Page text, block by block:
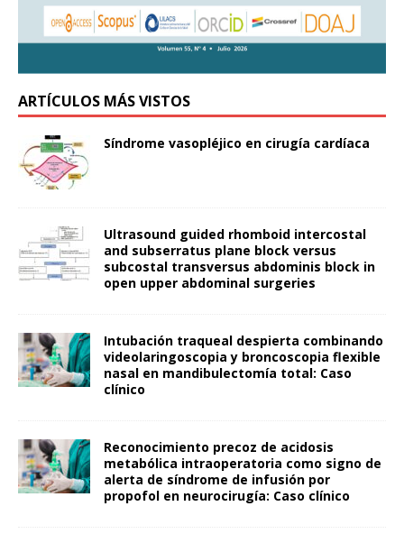
ARTÍCULOS MÁS VISTOS
Síndrome vasopléjico en cirugía cardíaca
Ultrasound guided rhomboid intercostal
and subserratus plane block versus
subcostal transversus abdominis block in
open upper abdominal surgeries
Intubación traqueal despierta combinando
videolaringoscopia y broncoscopia flexible
nasal en mandibulectomía total: Caso
clínico
Reconocimiento precoz de acidosis
metabólica intraoperatoria como signo de
alerta de síndrome de infusión por
propofol en neurocirugía: Caso clínico